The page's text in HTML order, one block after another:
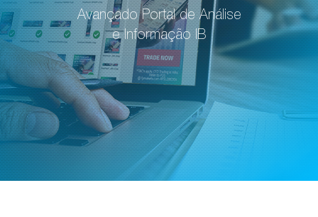
Avançado Portal de Análise
e Informação IB